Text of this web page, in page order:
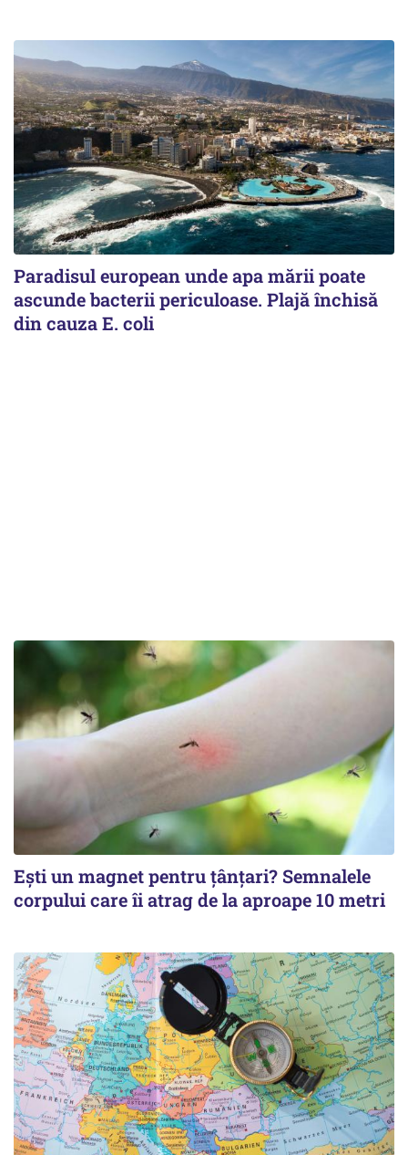
Paradisul european unde apa mării poate
ascunde bacterii periculoase. Plajă închisă
din cauza E. coli
Ești un magnet pentru țânțari? Semnalele
corpului care îi atrag de la aproape 10 metri